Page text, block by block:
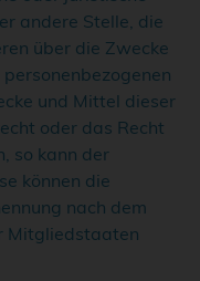
andere Stelle, die
über die Zwecke
und Mittel dieser
oder das Recht
so kann der
können die
nach dem
Mitgliedstaaten